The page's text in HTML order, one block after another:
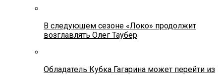
В следующем сезоне «Локо» продолжит
возглавлять Олег Таубер
Обладатель Кубка Гагарина может перейти из